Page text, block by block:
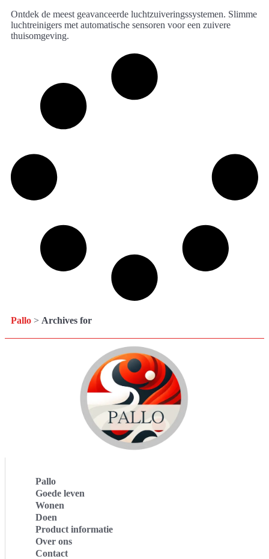
Ontdek de meest geavanceerde luchtzuiveringssystemen. Slimme
luchtreinigers met automatische sensoren voor een zuivere
thuisomgeving.
Pallo > Archives for
Pallo
Goede leven
Wonen
Doen
Product informatie
Over ons
Contact